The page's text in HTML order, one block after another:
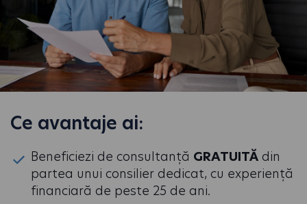
Ce avantaje ai:
Beneficiezi de consultanță GRATUITĂ din
partea unui consilier dedicat, cu experiență
financiară de peste 25 de ani.